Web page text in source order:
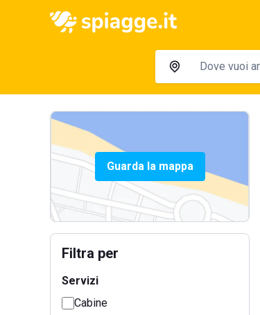
Guarda la mappa
Filtra per
Servizi
Cabine